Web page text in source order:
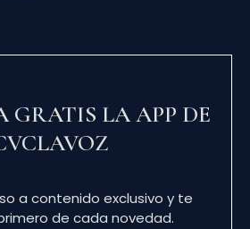
GRATIS LA APP DE
a contenido exclusivo y te
de cada novedad.